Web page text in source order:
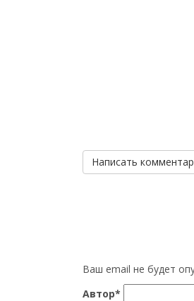
Написать
Ваш email не будет
Автор*